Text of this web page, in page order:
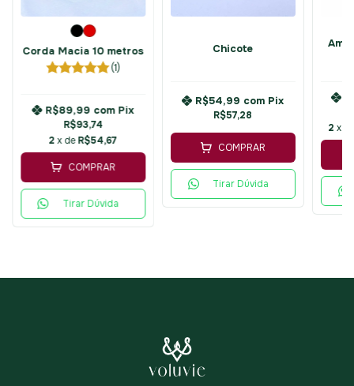
Corda Macia 10 metros
(1)
R$93,74
R$89,99 com Pix
2 x deR$54,67
COMPRAR
Tirar Dúvida
Chicote
R$57,28
R$54,99 com Pix
COMPRAR
Tirar Dúvida
2 x